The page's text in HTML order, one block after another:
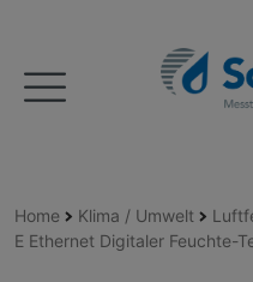
Home Klima / Umwelt
E Ethernet Digitaler Feuchte-